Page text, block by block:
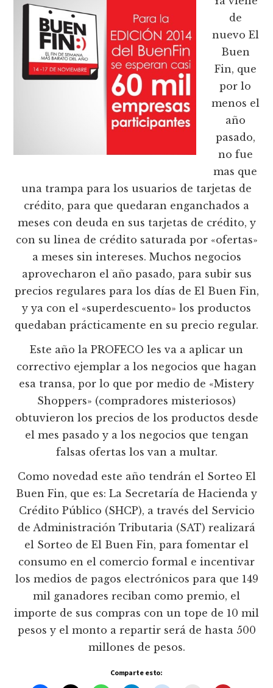
de
nuevo El
Buen
Fin, que
por lo
menos el
año
pasado,
no fue
mas que
una trampa para los usuarios de tarjetas de
crédito, para que quedaran enganchados a
meses con deuda en sus tarjetas de crédito, y
con su linea de crédito saturada por «ofertas»
a meses sin intereses. Muchos negocios
aprovecharon el año pasado, para subir sus
precios regulares para los días de El Buen Fin,
y ya con el «superdescuento» los productos
quedaban prácticamente en su precio regular.
Este año la PROFECO les va a aplicar un
correctivo ejemplar a los negocios que hagan
esa transa, por lo que por medio de «Mistery
Shoppers» (compradores misteriosos)
obtuvieron los precios de los productos desde
el mes pasado y a los negocios que tengan
falsas ofertas los van a multar.
Como novedad este año tendrán el Sorteo El
Buen Fin, que es: La Secretaría de Hacienda y
Crédito Público (SHCP), a través del Servicio
de Administración Tributaria (SAT) realizará
el Sorteo de El Buen Fin, para fomentar el
consumo en el comercio formal e incentivar
los medios de pagos electrónicos para que 149
mil ganadores reciban como premio, el
importe de sus compras con un tope de 10 mil
pesos y el monto a repartir será de hasta 500
millones de pesos.
Comparte esto: